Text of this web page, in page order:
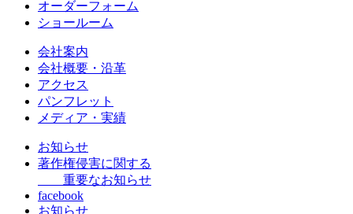
オーダーフォーム
ショールーム
会社案内
会社概要・沿革
アクセス
パンフレット
メディア・実績
お知らせ
著作権侵害に関する
重要なお知らせ
facebook
お知らせ